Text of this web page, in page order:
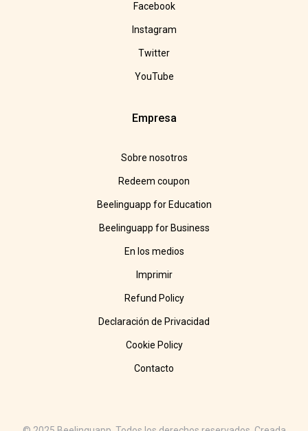
Facebook
Instagram
Twitter
YouTube
Empresa
Sobre nosotros
Redeem coupon
Beelinguapp for Education
Beelinguapp for Business
En los medios
Imprimir
Refund Policy
Declaración de Privacidad
Cookie Policy
Contacto